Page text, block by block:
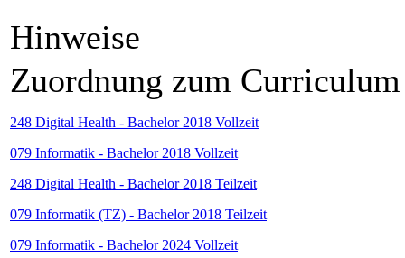
Hinweise
Zuordnung zum Curriculum
248 Digital Health - Bachelor 2018 Vollzeit
079 Informatik - Bachelor 2018 Vollzeit
248 Digital Health - Bachelor 2018 Teilzeit
079 Informatik (TZ) - Bachelor 2018 Teilzeit
079 Informatik - Bachelor 2024 Vollzeit